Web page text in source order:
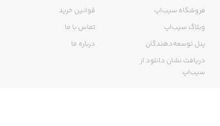
فروشگاه سیب‌اپ
وبلاگ سیب‌اپ
پنل توسعه‌دهندگان
دریافت نشان دانلود از
سیب‌اپ
قوانین خرید
تماس با ما
درباره ما